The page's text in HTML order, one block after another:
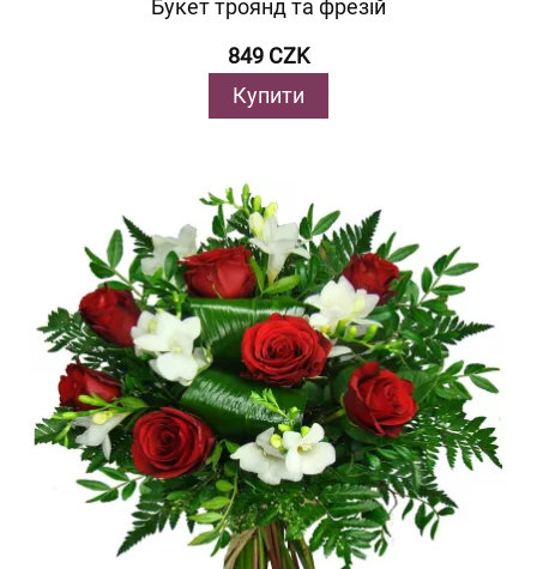
Букет троянд та фрезій
849 CZK
Купити